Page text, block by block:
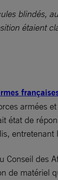
blindés,
étaient
armées
état de
entretenant
des
de